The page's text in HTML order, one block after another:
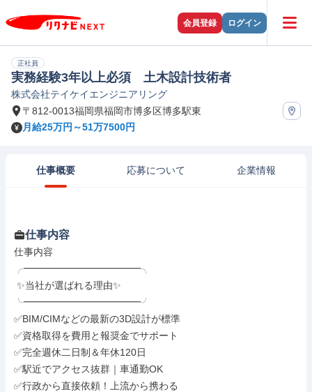
会員登録 ログイン
正社員
実務経験3年以上必須 土木設計技術者
株式会社テイケイエンジニアリング
〒812-0013福岡県福岡市博多区博多駅東
月給25万円～51万7500円
仕事概要 応募について 企業情報
仕事内容
仕事内容
╭━━━━━━━━━━━━╮
╰━━━━━━━━━━━━╯
✅BIM/CIMなどの最新の3D設計が標準
✅資格取得を費用と報奨金でサポート
✅完全週休二日制＆年休120日
✅駅近でアクセス抜群｜車通勤OK
✅行政から直接依頼！上流から携わる